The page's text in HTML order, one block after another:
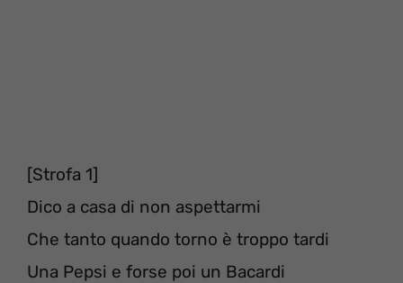
[Strofa 1]
Dico a casa di non aspettarmi
Che tanto quando torno è troppo tardi
Una Pepsi e forse poi un Bacardi